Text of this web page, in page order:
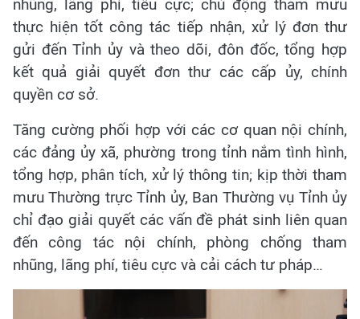
nhũng, lãng phí, tiêu cực; chủ động tham mưu
thực hiện tốt công tác tiếp nhận, xử lý đơn thư
gửi đến Tỉnh ủy và theo dõi, đôn đốc, tổng hợp
kết quả giải quyết đơn thư các cấp ủy, chính
quyền cơ sở.
Tăng cường phối hợp với các cơ quan nội chính,
các đảng ủy xã, phường trong tỉnh nắm tình hình,
tổng hợp, phân tích, xử lý thông tin; kịp thời tham
mưu Thường trực Tỉnh ủy, Ban Thường vụ Tỉnh ủy
chỉ đạo giải quyết các vấn đề phát sinh liên quan
đến công tác nội chính, phòng chống tham
nhũng, lãng phí, tiêu cực và cải cách tư pháp…